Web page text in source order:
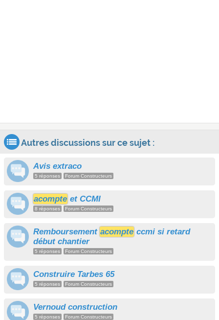
Autres discussions sur ce sujet :
Avis extraco
5 réponses Forum Constructeurs
acompte et CCMI
8 réponses Forum Constructeurs
Remboursement acompte ccmi si retard
début chantier
5 réponses Forum Constructeurs
Construire Tarbes 65
5 réponses Forum Constructeurs
Vernoud construction
5 réponses Forum Constructeurs